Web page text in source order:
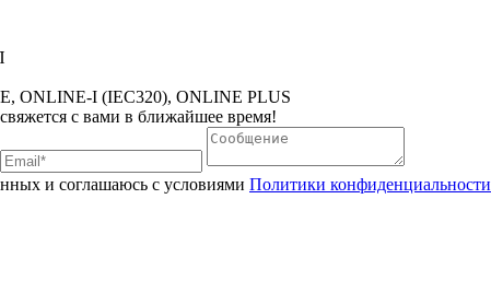
ONLINE-I (IEC320), ONLINE PLUS
с вами в ближайшее время!
и соглашаюсь с условиями Политики конфиденциальности